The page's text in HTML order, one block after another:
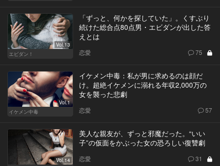
Vol.13
エビダン！
「ずっと、何かを探していた」。くすぶり
続けた総合点80点男・エビダンが出した答
えとは
恋愛 75
Vol.1
イケメン中毒
イケメン中毒：私が男に求めるのは顔だ
け。超絶イケメンに溺れる年収2,000万の
女を襲った悲劇
恋愛 57
Vol.14
美人な親友が、ずっと邪魔だった。“いい
子”の仮面をかぶった女の恐ろしい復讐劇
恋愛 31